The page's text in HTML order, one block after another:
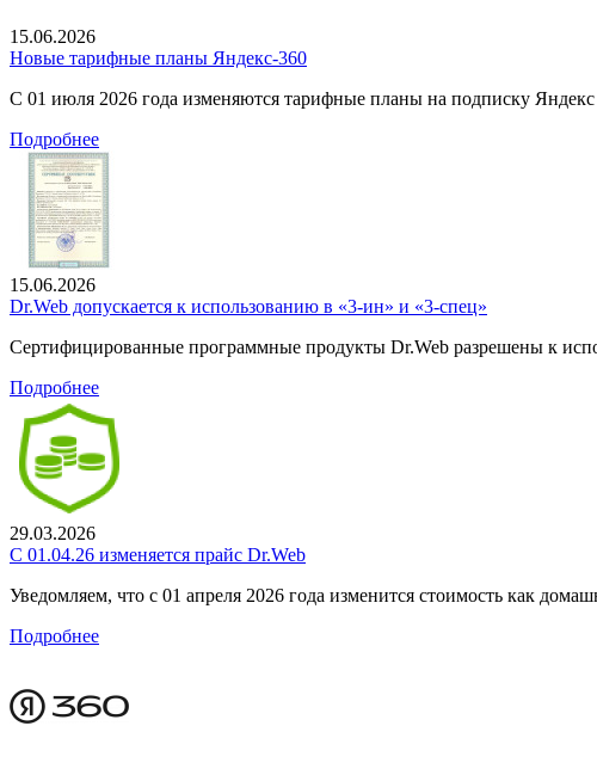
15.06.2026
Новые тарифные планы Яндекс-360
С 01 июля 2026 года изменяются тарифные планы на подписку
Подробнее
15.06.2026
Dr.Web допускается к использованию в «3-ин» и «3-спец»
Сертифицированные программные продукты Dr.Web разрешены к
Подробнее
29.03.2026
С 01.04.26 изменяется прайс Dr.Web
Уведомляем, что с 01 апреля 2026 года изменится стоимость как
Подробнее